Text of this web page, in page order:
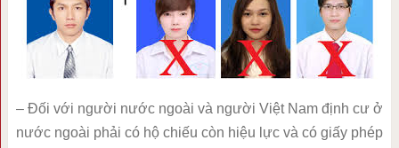
– Đối với người nước ngoài và người Việt Nam định cư ở
nước ngoài phải có hộ chiếu còn hiệu lực và có giấy phép